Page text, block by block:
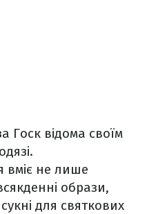
Госк відома своїм
вміє не лише
образи,
для святкових